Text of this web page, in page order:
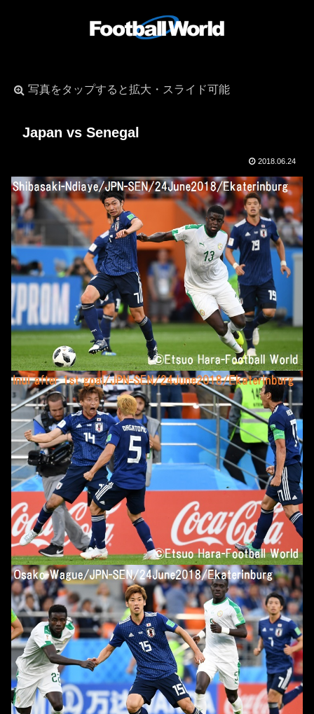
写真をタップすると拡大・スライド可能
Japan vs Senegal
2018.06.24